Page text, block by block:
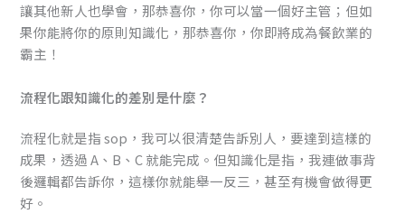
讓其他新人也學會，那恭喜你，你可以當一個好主管；但如
果你能將你的原則知識化，那恭喜你，你即將成為餐飲業的
霸主！
流程化跟知識化的差別是什麼？
流程化就是指 sop，我可以很清楚告訴別人，要達到這樣的
成果，透過 A、B、C 就能完成。但知識化是指，我連做事背
後邏輯都告訴你，這樣你就能舉一反三，甚至有機會做得更
好。